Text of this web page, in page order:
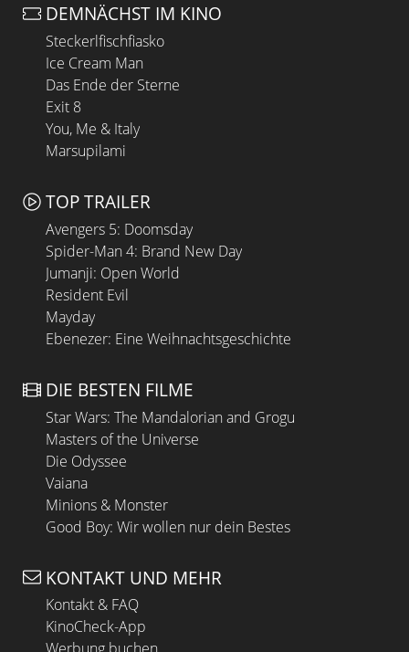
DEMNÄCHST IM KINO
Steckerlfischfiasko
Ice Cream Man
Das Ende der Sterne
Exit 8
You, Me & Italy
Marsupilami
TOP TRAILER
Avengers 5: Doomsday
Spider-Man 4: Brand New Day
Jumanji: Open World
Resident Evil
Mayday
Ebenezer: Eine Weihnachtsgeschichte
DIE BESTEN FILME
Star Wars: The Mandalorian and Grogu
Masters of the Universe
Die Odyssee
Vaiana
Minions & Monster
Good Boy: Wir wollen nur dein Bestes
KONTAKT UND MEHR
Kontakt & FAQ
KinoCheck-App